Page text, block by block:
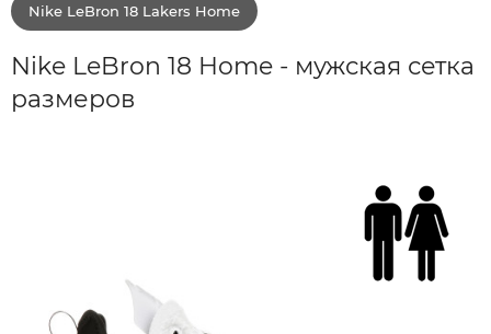
Nike LeBron 18 Lakers Home
Nike LeBron 18 Home - мужская сетка
размеров